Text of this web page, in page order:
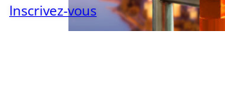
Inscrivez-vous